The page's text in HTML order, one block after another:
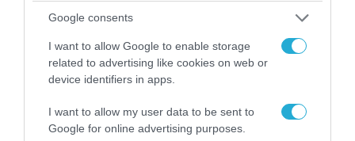
Google consents
I want to allow Google to enable storage
related to advertising like cookies on web or
device identifiers in apps.
I want to allow my user data to be sent to
Google for online advertising purposes.
06.08.2026 | 14:02